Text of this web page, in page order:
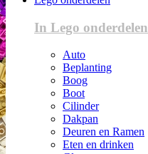
In Lego onderdelen
Auto
Beplanting
Boog
Boot
Cilinder
Dakpan
Deuren en Ramen
Eten en drinken